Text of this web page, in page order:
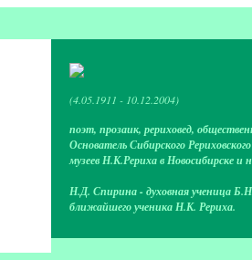
(4.05.1911 - 10.12.2004)
поэт, прозаик, рериховед,
Основатель Сибирского
музеев Н.К.Рериха в Новосибирске и
Н.Д. Спирина - духовная ученица
ближайшего ученика Н.К. Рериха.